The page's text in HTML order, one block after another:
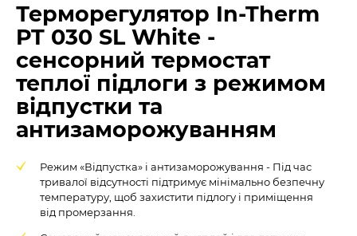
Терморегулятор In-Therm
PT 030 SL White -
сенсорний термостат
теплої підлоги з режимом
відпустки та
антизаморожуванням
Режим «Відпустка» і антизаморожування - Під час
тривалої відсутності підтримує мінімально безпечну
температуру, щоб захистити підлогу і приміщення
від промерзання.